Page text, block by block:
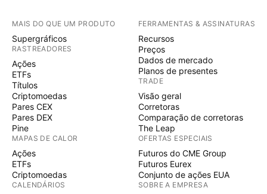
MAIS DO QUE UM PRODUTO
Supergráficos
RASTREADORES
Ações
ETFs
Títulos
Criptomoedas
Pares CEX
Pares DEX
Pine
MAPAS DE CALOR
Ações
ETFs
Criptomoedas
CALENDÁRIOS
FERRAMENTAS & ASSINATURAS
Recursos
Preços
Dados de mercado
Planos de presentes
TRADE
Visão geral
Corretoras
Comparação de corretoras
The Leap
OFERTAS ESPECIAIS
Futuros do CME Group
Futuros Eurex
Conjunto de ações EUA
SOBRE A EMPRESA